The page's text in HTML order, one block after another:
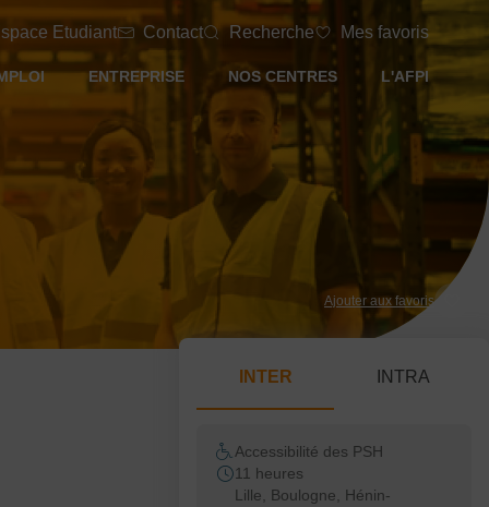
Etudiant Contact Recherche Mes favoris
ENTREPRISE NOS CENTRES L'AFPI
Ajouter aux favoris
INTER INTRA
Accessibilité des PSH
11 heures
Lille, Boulogne, Hénin-